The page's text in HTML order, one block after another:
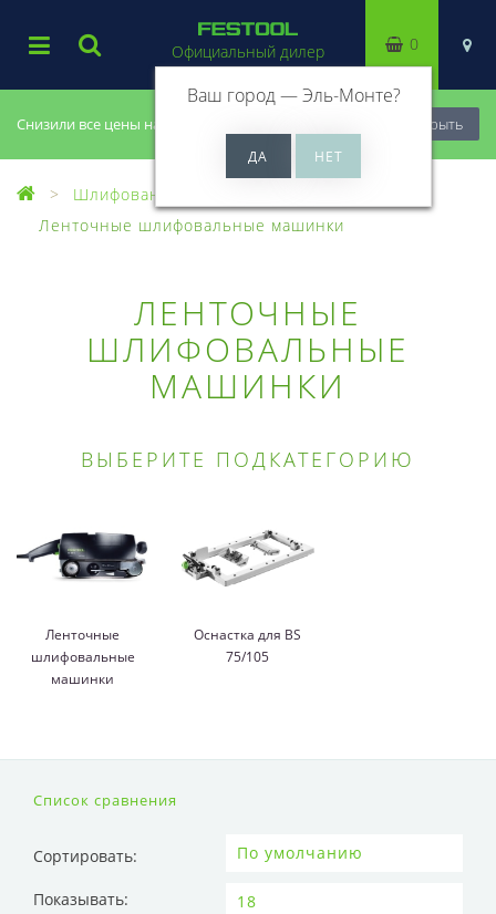
Снизили все цены на 20%, успей купить! Закрыть
Официальный дилер
Ваш город —Эль-Монте?
0
Шлифование
Ленточные шлифовальные машинки
ЛЕНТОЧНЫЕ
ШЛИФОВАЛЬНЫЕ
МАШИНКИ
ВЫБЕРИТЕ ПОДКАТЕГОРИЮ
Ленточные
шлифовальные
машинки
Оснастка для BS
75/105
Список сравнения
Сортировать:
Показывать: